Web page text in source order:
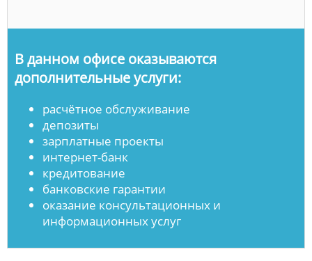
В данном офисе оказываются
дополнительные услуги:
расчётное обслуживание
депозиты
зарплатные проекты
интернет-банк
кредитование
банковские гарантии
оказание консультационных и
информационных услуг